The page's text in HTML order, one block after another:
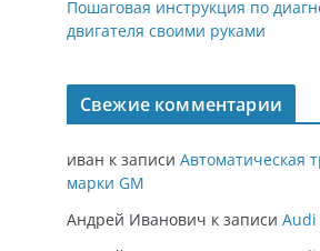
Пошаговая инструкция по
двигателя своими руками
Свежие комментарии
иван к записи Автоматическая
марки GM
Андрей Иванович к записи Audi